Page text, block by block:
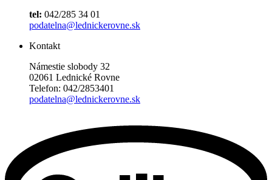
tel: 042/285 34 01
podatelna@lednickerovne.sk
Kontakt
Námestie slobody 32
02061 Lednické Rovne
Telefon: 042/2853401
podatelna@lednickerovne.sk